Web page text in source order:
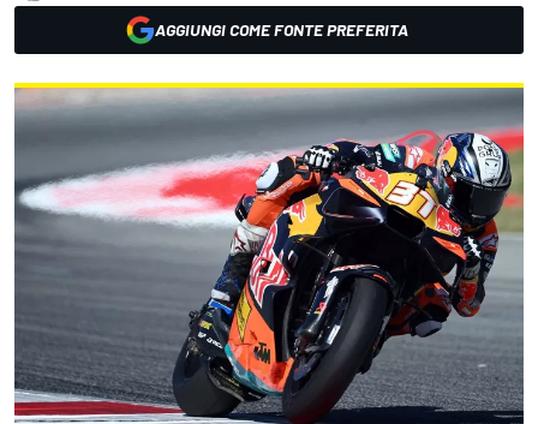
AGGIUNGI COME FONTE PREFERITA